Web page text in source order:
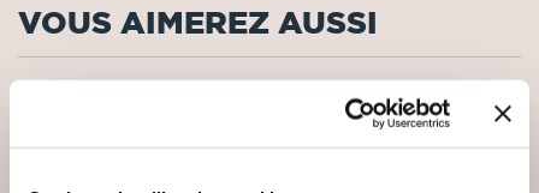
VOUS AIMEREZ AUSSI